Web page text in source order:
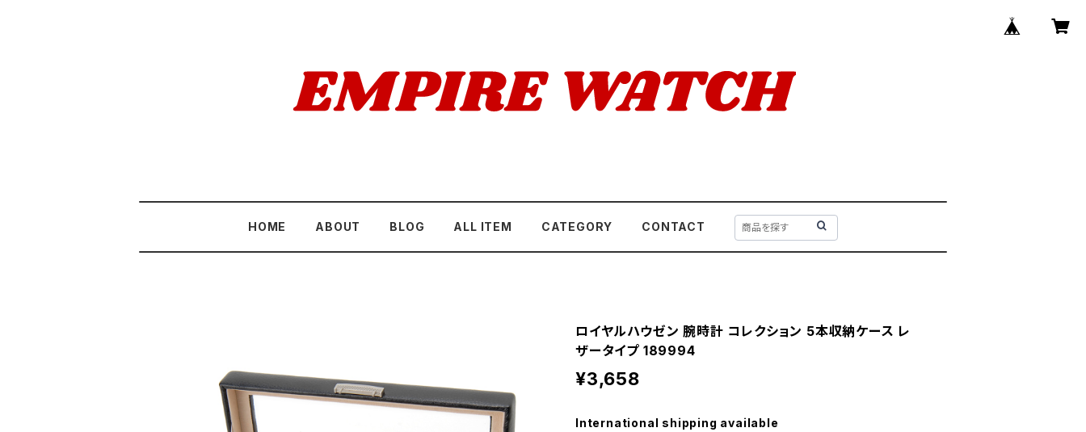
HOME ABOUT BLOG ALL ITEM CATEGORY CONTACT
ロイヤルハウゼン 腕時計 コレクション 5本収納ケース レ
ザータイプ 189994
¥3,658
International shipping available